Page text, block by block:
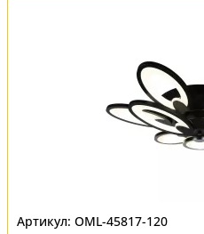
OML-45817-120